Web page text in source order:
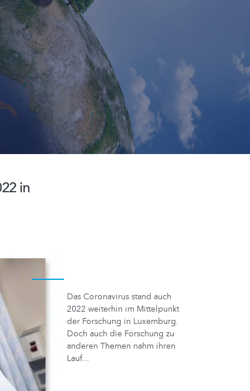
in
Das Coronavirus stand auch
2022 weiterhin im Mittelpunkt
der Forschung in Luxemburg.
Doch auch die Forschung zu
anderen Themen nahm ihren
Lauf...